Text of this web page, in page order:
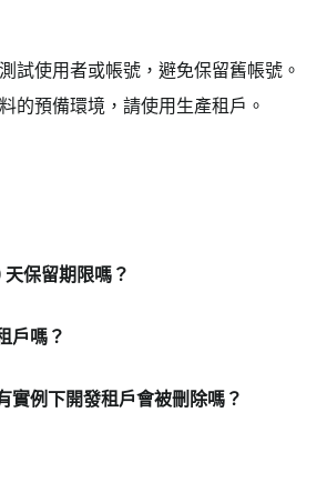
試使用者或帳號，避免保留舊帳號。
的預備環境，請使用生產租戶。
保留期限嗎？
戶嗎？
實例下開發租戶會被刪除嗎？